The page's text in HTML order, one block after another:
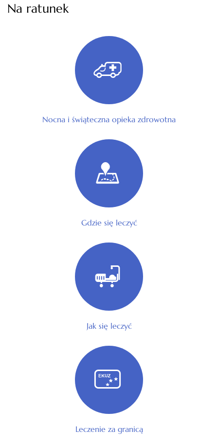
Na ratunek
Nocna i świąteczna opieka zdrowotna
Gdzie się leczyć
Jak się leczyć
Leczenie za granicą